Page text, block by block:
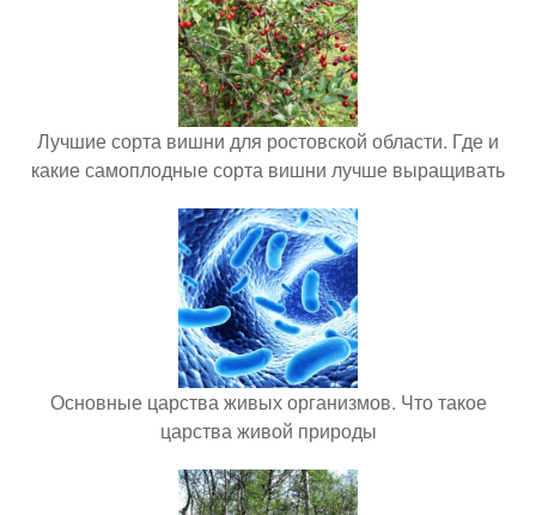
Лучшие сорта вишни для ростовской области. Где и
какие самоплодные сорта вишни лучше выращивать
Основные царства живых организмов. Что такое
царства живой природы